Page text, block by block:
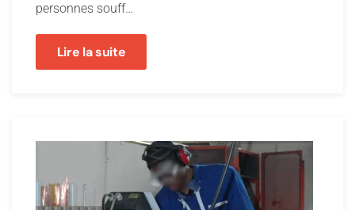
personnes souff…
Lire la suite